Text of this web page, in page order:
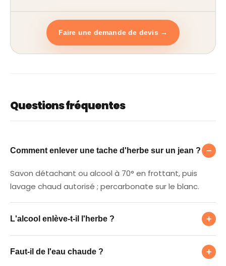
Faire une demande de devis →
Questions fréquentes
Comment enlever une tache d'herbe sur un
Comment enlever une tache d'herbe sur un jean ? −
Savon détachant ou alcool à 70° en frottant, puis
lavage chaud autorisé ; percarbonate sur le blanc.
L'alcool enlève-t-il l'herbe ? +
sur les couleurs.
Faut-il de l'eau chaude ? +